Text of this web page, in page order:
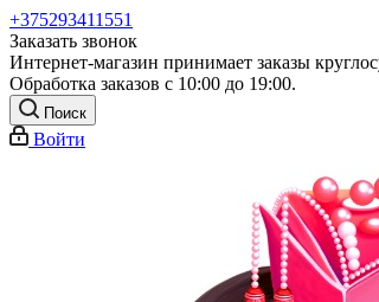
+375293411551
Заказать звонок
Интернет-магазин принимает заказы
Обработка заказов с 10:00 до 19:00.
Поиск
Войти